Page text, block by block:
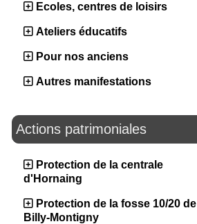
Ecoles, centres de loisirs
Ateliers éducatifs
Pour nos anciens
Autres manifestations
Actions patrimoniales
Protection de la centrale
d'Hornaing
Protection de la fosse 10/20 de
Billy-Montigny